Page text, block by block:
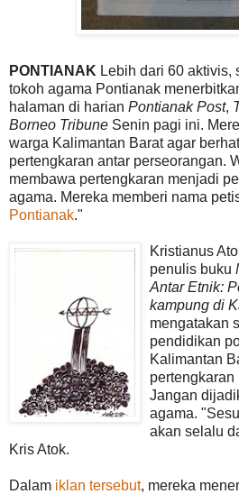
PONTIANAK Lebih dari 60 aktivis,
tokoh agama Pontianak
halaman di harian Pontianak Post,
Borneo Tribune Senin pagi ini.
warga Kalimantan Barat agar
pertengkaran antar perseorangan.
membawa pertengkaran menjadi
agama. Mereka memberi nama
Pontianak."
Kristianus
penulis buku
Antar Etnik:
kampung di
mengatakan
pendidikan
Kalimantan
Jangan
agama.
akan selalu
Kris Atok.
Dalam iklan tersebut, mereka